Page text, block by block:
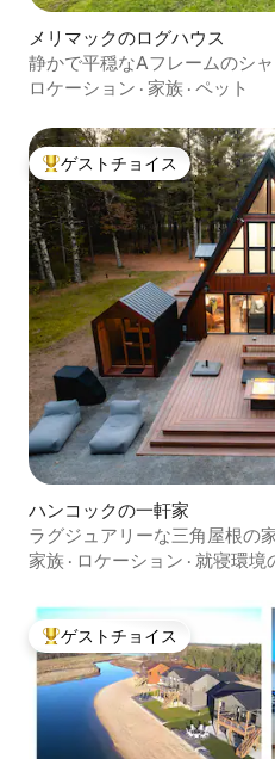
メリマックのログハウス
静かで平穏なAフレームのシ
ロケーション · 家族 · ペット
大好評のゲストチョイスです。
ゲストチョイス
ハンコックの一軒家
ラグジュアリーな三角屋根の
タブ | 7エーカー
家族 · ロケーション · 就寝環境
大好評のゲストチョイスです。
ゲストチョイス